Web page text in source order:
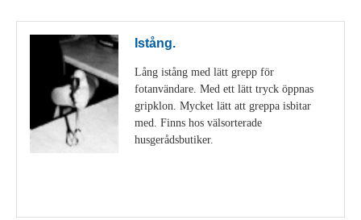
Istång.
Lång istång med lätt grepp för
fotanvändare. Med ett lätt tryck öppnas
gripklon. Mycket lätt att greppa isbitar
med. Finns hos välsorterade
husgerådsbutiker.